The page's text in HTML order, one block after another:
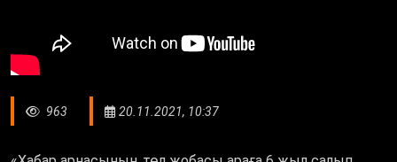
963 20.11.2021, 10:37